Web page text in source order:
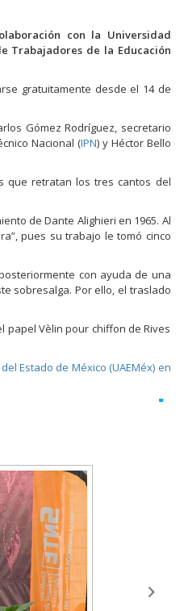
con la Universidad
Trabajadores de la Educación
gratuitamente desde el 14 de
Gómez Rodríguez, secretario
Nacional (IPN) y Héctor Bello
que retratan los tres cantos del
de Dante Alighieri en 1965. Al
pues su trabajo le tomó cinco
con ayuda de una
sobresalga. Por ello, el traslado
papel Vèlin pour chiffon de Rives
Estado de México (UAEMéx) en